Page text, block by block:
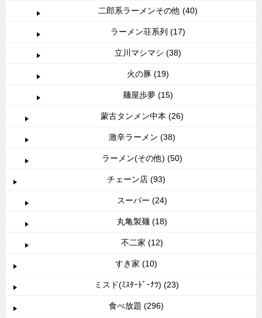
二郎系ラーメンその他 (40)
ラーメン荘系列 (17)
立川マシマシ (38)
火の豚 (19)
麺屋歩夢 (15)
蒙古タンメン中本 (26)
激辛ラーメン (38)
ラーメン(その他) (50)
チェーン店 (93)
スーパー (24)
丸亀製麺 (18)
不二家 (12)
すき家 (10)
ミスド(ﾐｽﾀｰﾄﾞｰﾅﾂ) (23)
食べ放題 (296)